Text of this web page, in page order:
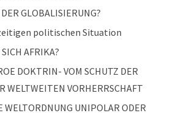
GLOBALISIERUNG?
politischen Situation
AFRIKA?
DOKTRIN- VOM SCHUTZ DER
WELTWEITEN VORHERRSCHAFT
WELTORDNUNG UNIPOLAR ODER